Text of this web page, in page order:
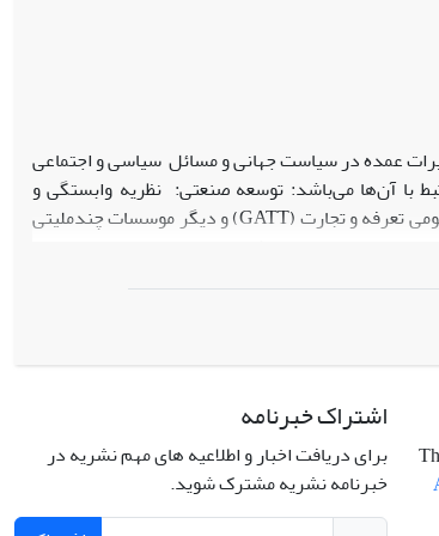
عمده در سیاست‌ جهانی و مسائل سیاسی و اجتماعی
با آن‌ها می‌باشد: توسعه صنعتی: نظریه وابستگی و
جهانی‌شدن. نقش‌های به طور فزاینده مهم صندوق بین‌المللی پول (IMF) و بانک جهانی، موافقت‌نامه عمومی تعرفه و تجارت (GATT) و دیگر موسسات چندملیتی
سیاسی پوپولیست در شهرهای مرتبه دومِ مورد غفلت
غربی فرهنگ سیاسی: نقش و تأثیر آن در کشورهایِ به
اشتراک خبرنامه
برای دریافت اخبار و اطلاعیه های مهم نشریه در
خبرنامه نشریه مشترک شوید.